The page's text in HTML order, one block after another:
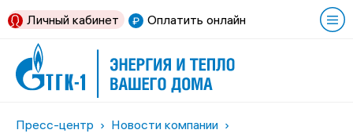
Оплатить онлайн
Личный кабинет
Пресс-центр Новости компании